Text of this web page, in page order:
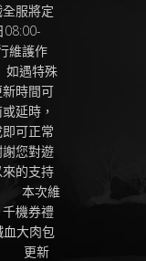
服將定
08:00-
維護作
遇特殊
時間可
延時，
可正常
您對遊
的支持
本次維
機券禮
大肉包
新